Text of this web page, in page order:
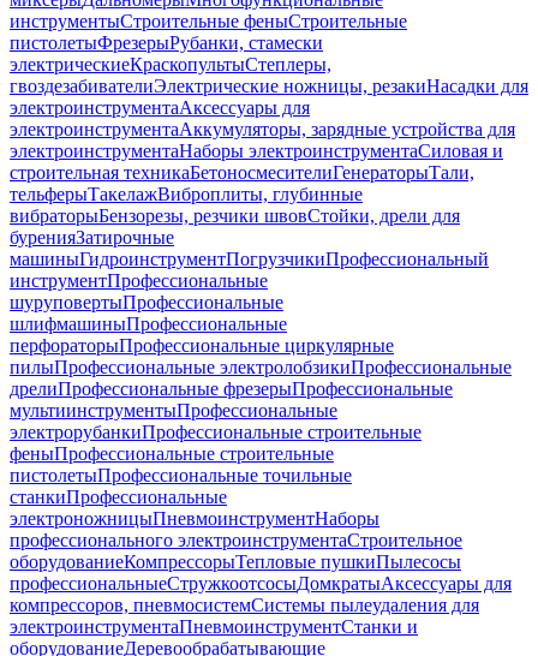
инструментыСтроительные феныСтроительные
пистолетыФрезерыРубанки, стамески
электрическиеКраскопультыСтеплеры,
гвоздезабивателиЭлектрические ножницы, резакиНасадки для
электроинструментаАксессуары для
электроинструментаАккумуляторы, зарядные устройства для
электроинструментаНаборы электроинструментаСиловая и
строительная техникаБетоносмесителиГенераторыТали,
тельферыТакелажВиброплиты, глубинные
вибраторыБензорезы, резчики швовСтойки, дрели для
буренияЗатирочные
машиныГидроинструментПогрузчикиПрофессиональный
инструментПрофессиональные
шуруповертыПрофессиональные
шлифмашиныПрофессиональные
перфораторыПрофессиональные циркулярные
пилыПрофессиональные электролобзикиПрофессиональные
дрелиПрофессиональные фрезерыПрофессиональные
мультиинструментыПрофессиональные
электрорубанкиПрофессиональные строительные
феныПрофессиональные строительные
пистолетыПрофессиональные точильные
станкиПрофессиональные
электроножницыПневмоинструментНаборы
профессионального электроинструментаСтроительное
оборудованиеКомпрессорыТепловые пушкиПылесосы
профессиональныеСтружкоотсосыДомкратыАксессуары для
компрессоров, пневмосистемСистемы пылеудаления для
электроинструментаПневмоинструментСтанки и
оборудованиеДеревообрабатывающие